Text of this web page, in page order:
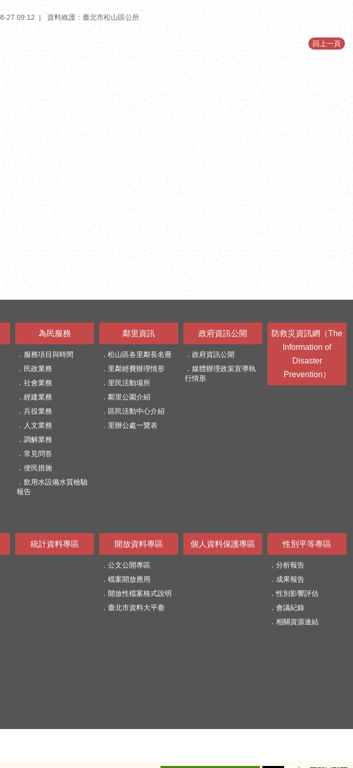
27 09:12 資料維護：臺北市松山區公所
回上一頁
為民服務
服務項目與時間
民政業務
社會業務
經建業務
兵役業務
人文業務
調解業務
常見問答
便民措施
飲用水設備水質檢驗
報告
鄰里資訊
松山區各里鄰長名冊
里鄰經費辦理情形
里民活動場所
鄰里公園介紹
區民活動中心介紹
里辦公處一覽表
政府資訊公開
政府資訊公開
媒體辦理政策宣導執
行情形
防救災資訊網（The
Information of
Disaster
Prevention）
統計資料專區 開放資料專區
公文公開專區
檔案開放應用
開放性檔案格式說明
臺北市資料大平臺
個人資料保護專區 性別平等專區
分析報告
成果報告
性別影響評估
會議紀錄
相關資源連結